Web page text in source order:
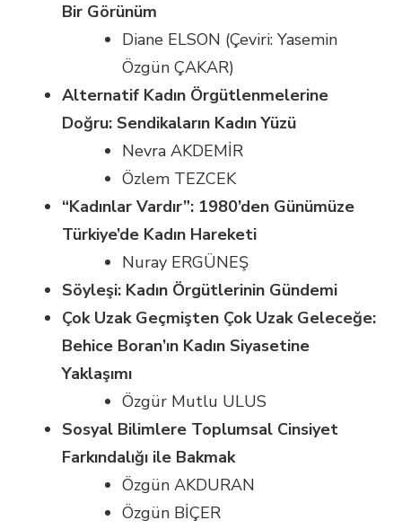
Bir Görünüm
Diane ELSON (Çeviri: Yasemin
Özgün ÇAKAR)
Alternatif Kadın Örgütlenmelerine
Doğru: Sendikaların Kadın Yüzü
Nevra AKDEMİR
Özlem TEZCEK
“Kadınlar Vardır”: 1980’den Günümüze
Türkiye’de Kadın Hareketi
Nuray ERGÜNEŞ
Söyleşi: Kadın Örgütlerinin Gündemi
Çok Uzak Geçmişten Çok Uzak Geleceğe:
Behice Boran’ın Kadın Siyasetine
Yaklaşımı
Özgür Mutlu ULUS
Sosyal Bilimlere Toplumsal Cinsiyet
Farkındalığı ile Bakmak
Özgün AKDURAN
Özgün BİÇER